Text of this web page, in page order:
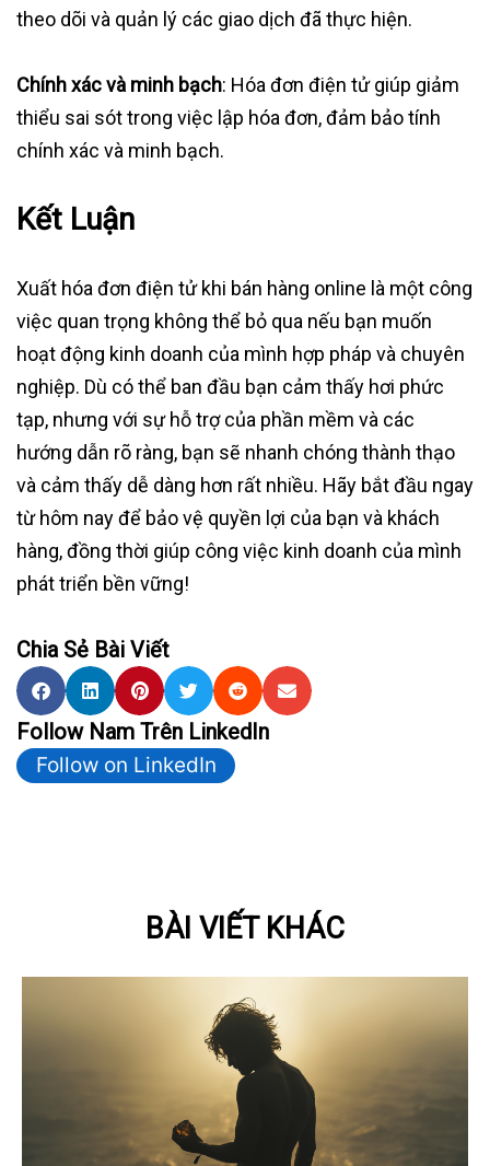
theo dõi và quản lý các giao dịch đã thực hiện.
Chính xác và minh bạch: Hóa đơn điện tử giúp giảm
thiểu sai sót trong việc lập hóa đơn, đảm bảo tính
chính xác và minh bạch.
Kết Luận
Xuất hóa đơn điện tử khi bán hàng online là một công
việc quan trọng không thể bỏ qua nếu bạn muốn
hoạt động kinh doanh của mình hợp pháp và chuyên
nghiệp. Dù có thể ban đầu bạn cảm thấy hơi phức
tạp, nhưng với sự hỗ trợ của phần mềm và các
hướng dẫn rõ ràng, bạn sẽ nhanh chóng thành thạo
và cảm thấy dễ dàng hơn rất nhiều. Hãy bắt đầu ngay
từ hôm nay để bảo vệ quyền lợi của bạn và khách
hàng, đồng thời giúp công việc kinh doanh của mình
phát triển bền vững!
Chia Sẻ Bài Viết
Follow Nam Trên LinkedIn
Follow on LinkedIn
BÀI VIẾT KHÁC